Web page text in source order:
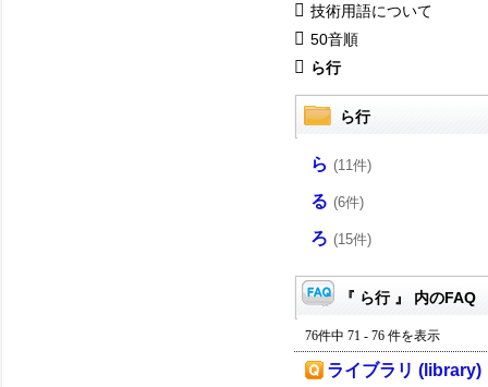
技術用語について
50音順
ら行
ら行
ら (11件)
る (6件)
ろ (15件)
『 ら行 』 内のFAQ
76件中 71 - 76 件を表示
ライブラリ (library)